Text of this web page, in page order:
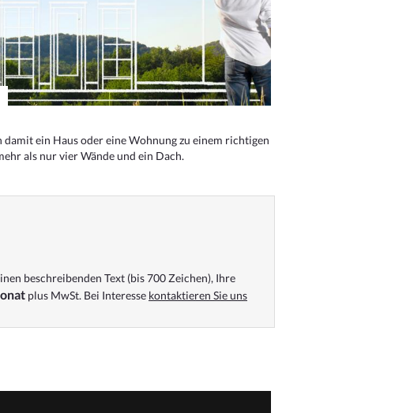
ein Haus oder eine Wohnung zu einem richtigen
als nur vier Wände und ein Dach.
beschreibenden Text (bis 700 Zeichen), Ihre
plus MwSt. Bei Interesse kontaktieren Sie uns